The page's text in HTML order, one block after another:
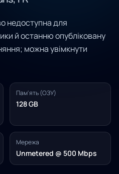
недоступна для
й останню опубліковану
можна увімкнути
Пам'ять (ОЗУ)
128 GB
Мережа
Unmetered @ 500 Mbps